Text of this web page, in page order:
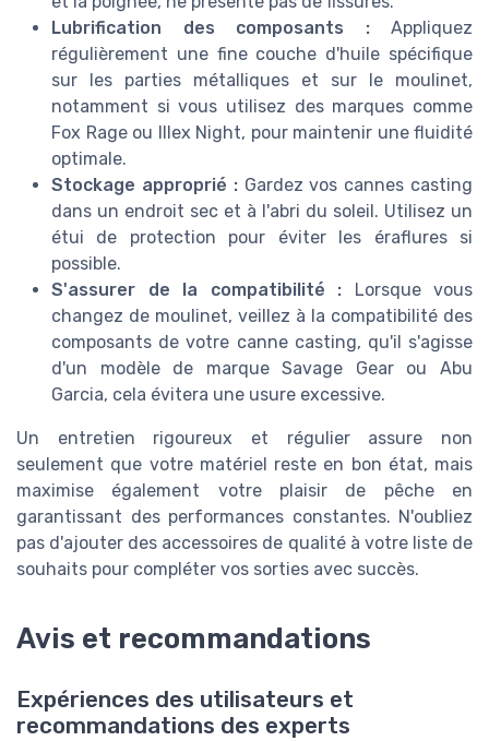
Lubrification des composants :Appliquez
régulièrement une fine couche d'huile spécifique
sur les parties métalliques et sur le moulinet,
notamment si vous utilisez des marques comme
Fox Rage ou Illex Night, pour maintenir une fluidité
optimale.
Stockage approprié :Gardez vos cannes casting
dans un endroit sec et à l'abri du soleil. Utilisez un
étui de protection pour éviter les éraflures si
possible.
S'assurer de la compatibilité : Lorsque vous
changez de moulinet, veillez à la compatibilité des
composants de votre canne casting, qu'il s'agisse
d'un modèle de marque Savage Gear ou Abu
Garcia, cela évitera une usure excessive.
Un entretien rigoureux et régulier assure non
seulement que votre matériel reste en bon état, mais
maximise également votre plaisir de pêche en
garantissant des performances constantes. N'oubliez
pas d'ajouter des accessoires de qualité à votre liste de
souhaits pour compléter vos sorties avec succès.
Avis et recommandations
Expériences des utilisateurs et
recommandations des experts